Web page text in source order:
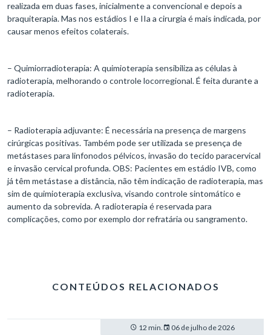
realizada em duas fases, inicialmente a convencional e depois a
braquiterapia. Mas nos estádios I e IIa a cirurgia é mais indicada, por
causar menos efeitos colaterais.
– Quimiorradioterapia: A quimioterapia sensibiliza as células à
radioterapia, melhorando o controle locorregional. É feita durante a
radioterapia.
– Radioterapia adjuvante: É necessária na presença de margens
cirúrgicas positivas. Também pode ser utilizada se presença de
metástases para linfonodos pélvicos, invasão do tecido paracervical
e invasão cervical profunda. OBS: Pacientes em estádio IVB, como
já têm metástase a distância, não têm indicação de radioterapia, mas
sim de quimioterapia exclusiva, visando controle sintomático e
aumento da sobrevida. A radioterapia é reservada para
complicações, como por exemplo dor refratária ou sangramento.
CONTEÚDOS RELACIONADOS
12 min. 06 de julho de 2026